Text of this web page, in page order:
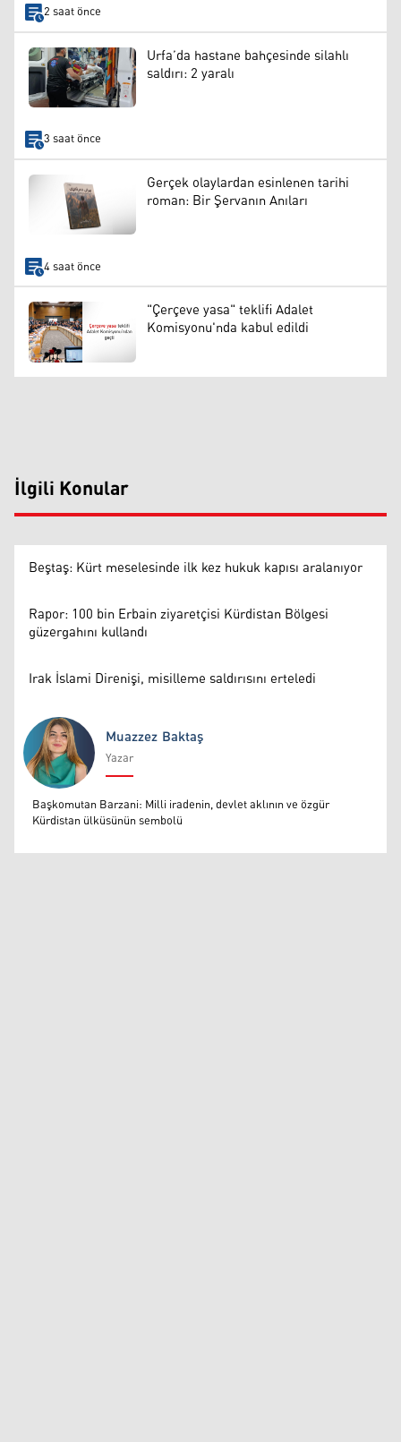
2 saat önce
Urfa’da hastane bahçesinde silahlı
saldırı: 2 yaralı
3 saat önce
Gerçek olaylardan esinlenen tarihi
roman: Bir Şervanın Anıları
4 saat önce
"Çerçeve yasa" teklifi Adalet
Komisyonu'nda kabul edildi
İlgili Konular
Beştaş: Kürt meselesinde ilk kez hukuk kapısı aralanıyor
Rapor: 100 bin Erbain ziyaretçisi Kürdistan Bölgesi
güzergahını kullandı
Irak İslami Direnişi, misilleme saldırısını erteledi
Muazzez Baktaş
Muazzez Baktaş
Yazar
Başkomutan Barzani: Milli iradenin, devlet aklının ve özgür
Kürdistan ülküsünün sembolü